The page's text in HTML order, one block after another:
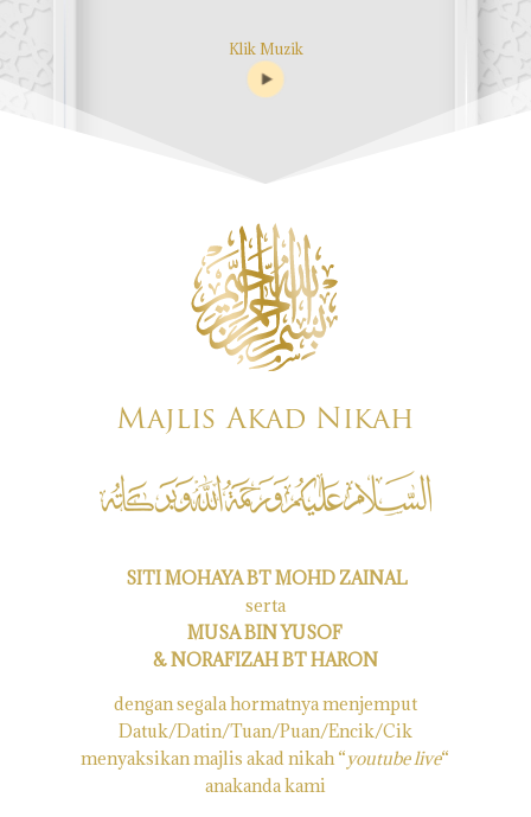
Klik Muzik
Majlis Akad Nikah
SITI MOHAYA BT MOHD ZAINAL
serta
MUSA BIN YUSOF
& NORAFIZAH BT HARON
dengan segala hormatnya menjemput
Datuk/Datin/Tuan/Puan/Encik/Cik
menyaksikan majlis akad nikah “youtube live“
anakanda kami